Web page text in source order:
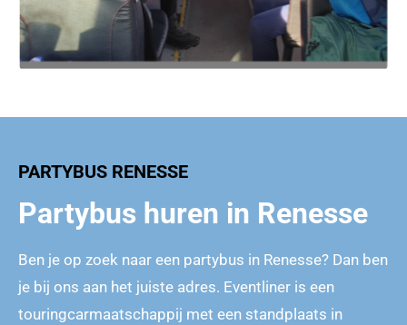
PARTYBUS RENESSE
Partybus huren in Renesse
Ben je op zoek naar een partybus in Renesse? Dan ben
je bij ons aan het juiste adres. Eventliner is een
touringcarmaatschappij met een standplaats in